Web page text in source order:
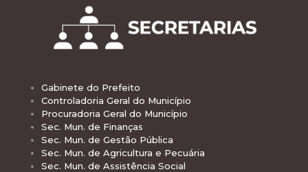
Gabinete do Prefeito
Controladoria Geral do Município
Procuradoria Geral do Município
Sec. Mun. de Finanças
Sec. Mun. de Gestão Pública
Sec. Mun. de Agricultura e Pecuária
Sec. Mun. de Assistência Social